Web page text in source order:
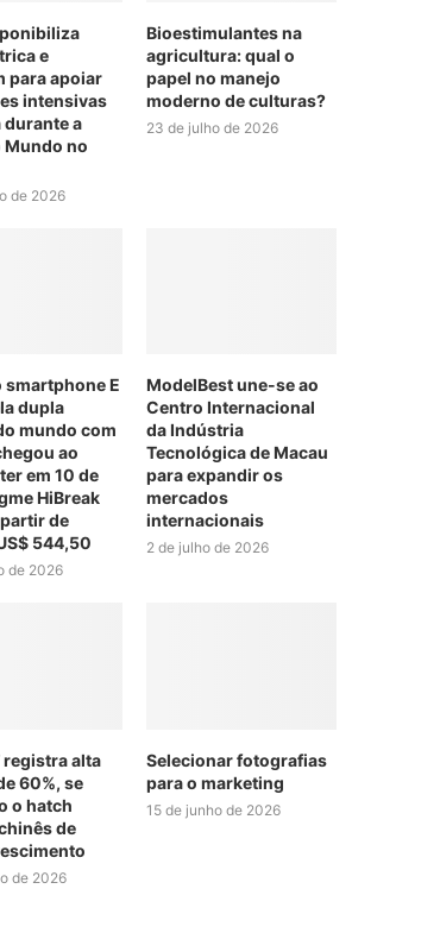
e
para apoiar
intensivas
durante a
Mundo no
de 2026
Bioestimulantes na
agricultura: qual o
papel no manejo
moderno de culturas?
23 de julho de 2026
smartphone E
dupla
mundo com
ao
em 10 de
HiBreak
de
544,50
de 2026
ModelBest une-se ao
Centro Internacional
da Indústria
Tecnológica de Macau
para expandir os
mercados
internacionais
2 de julho de 2026
registra alta
60%, se
o hatch
de
de 2026
Selecionar fotografias
para o marketing
15 de junho de 2026